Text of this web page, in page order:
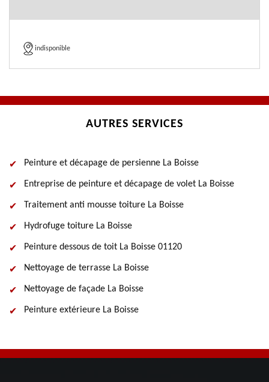
indisponible
AUTRES SERVICES
Peinture et décapage de persienne La Boisse
Entreprise de peinture et décapage de volet La Boisse
Traitement anti mousse toiture La Boisse
Hydrofuge toiture La Boisse
Peinture dessous de toit La Boisse 01120
Nettoyage de terrasse La Boisse
Nettoyage de façade La Boisse
Peinture extérieure La Boisse